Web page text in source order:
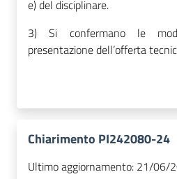
e) del disciplinare.
3) Si confermano le
presentazione dell’offerta
Chiarimento PI242080-24
Ultimo aggiornamento: 21/06/